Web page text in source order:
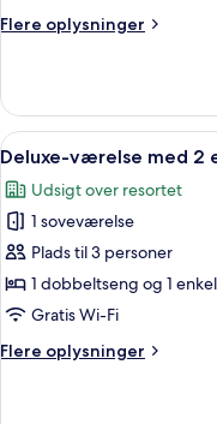
(Ondol,
Flere oplysninger
Flere
med
enkeltsenge
Hwangnyoung
View)
Indlæs
alle
billeder
af
Deluxe-
værelse
med
enkeltsenge
4
Deluxe-værelse med 2
Udsigt over resortet
1 soveværelse
Plads til 3 personer
1 dobbeltseng og 1
Gratis Wi-Fi
Flere oplysninger
Flere